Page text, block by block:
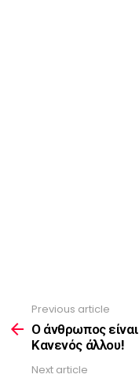
more
Previous article
Ο άνθρωπος
Κανενός άλλου!
Next article